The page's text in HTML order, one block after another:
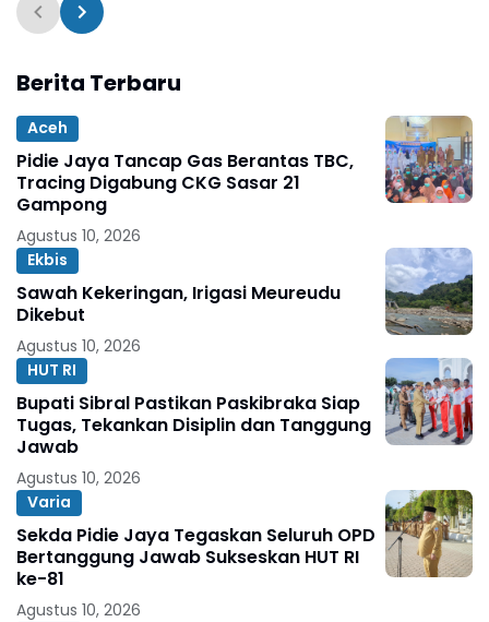
Berita Terbaru
Aceh
Pidie Jaya Tancap Gas Berantas TBC,
Tracing Digabung CKG Sasar 21
Gampong
Agustus 10, 2026
Ekbis
Sawah Kekeringan, Irigasi Meureudu
Dikebut
Agustus 10, 2026
HUT RI
Bupati Sibral Pastikan Paskibraka Siap
Tugas, Tekankan Disiplin dan Tanggung
Jawab
Agustus 10, 2026
Varia
Sekda Pidie Jaya Tegaskan Seluruh OPD
Bertanggung Jawab Sukseskan HUT RI
ke-81
Agustus 10, 2026